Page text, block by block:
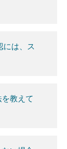
には、ス
教えて